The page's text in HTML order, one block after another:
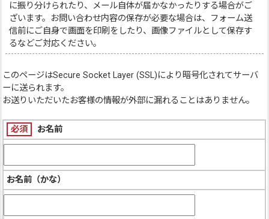
に振り分けられたり、メール自体が届かなかったりする場合がご
ざいます。お問い合わせ内容の保存が必要な場合は、フォーム送
信前にご自身で画面を印刷をしたり、画像ファイルとして保存す
るなどご対応ください。
このページはSecure Socket Layer (SSL)により暗号化されてサーバ
ーに送られます。
お送りいただいたお客様の情報が外部に漏れることはありません。
必須 お名前
お名前（かな）